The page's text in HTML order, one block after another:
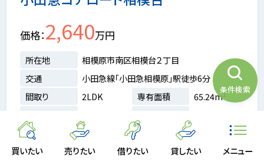
買いたい 売りたい 借りたい 貸したい メニュー
価格 2,640万円
所在地
相模原市南区相模台２丁目
交通
小田急線「小田急相模原」駅徒歩6分
間取り
2LDK 専有面積
65.24m²
LDK15畳以上 最上階
条件検索